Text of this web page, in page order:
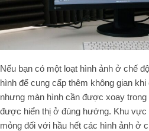
Nếu bạn có một loạt hình ảnh ở chế
hình để cung cấp thêm không gian
nhưng màn hình cần được xoay trong
được hiển thị ở đúng hướng. Khu vực
mỏng đối với hầu hết các hình ảnh ở